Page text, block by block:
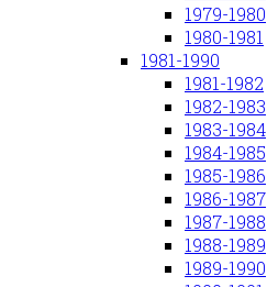
1979-1980
1980-1981
1981-1990
1981-1982
1982-1983
1983-1984
1984-1985
1985-1986
1986-1987
1987-1988
1988-1989
1989-1990